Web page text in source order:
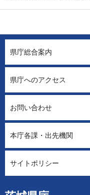
県庁総合案内
県庁へのアクセス
お問い合わせ
本庁各課・出先機関
サイトポリシー